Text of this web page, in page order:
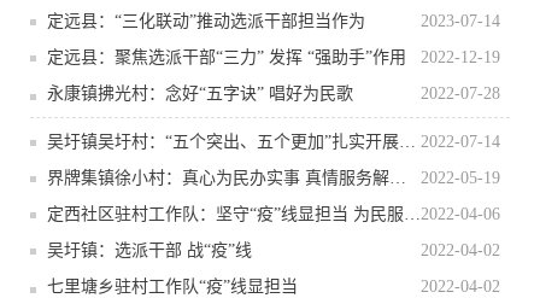
2023-07-14
定远县：“三化联动”推动选派干部担当作为
2022-12-19
定远县：聚焦选派干部“三力” 发挥 “强助手”作用
2022-07-28
永康镇拂光村：念好“五字诀” 唱好为民歌
2022-07-14
吴圩镇吴圩村：“五个突出、五个更加”扎实开展驻村帮扶
2022-05-19
界牌集镇徐小村：真心为民办实事 真情服务解难题
2022-04-06
定西社区驻村工作队：坚守“疫”线显担当 为民服务齐作为
2022-04-02
吴圩镇：选派干部 战“疫”线
2022-04-02
七里塘乡驻村工作队“疫”线显担当